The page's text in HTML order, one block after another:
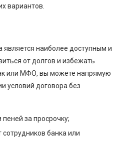
вариантов.
является наиболее доступным и
от долгов и избежать
или МФО, вы можете напрямую
условий договора без
за просрочку;
банка или